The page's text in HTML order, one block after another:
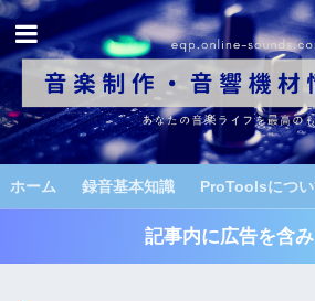
ホーム 録音基本知識 ProToolsにつ
記事内に広告を含